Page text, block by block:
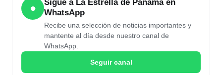
●
Sigue a La Estrella de Panamá en
WhatsApp
Recibe una selección de noticias importantes y
mantente al día desde nuestro canal de
WhatsApp.
Seguir canal